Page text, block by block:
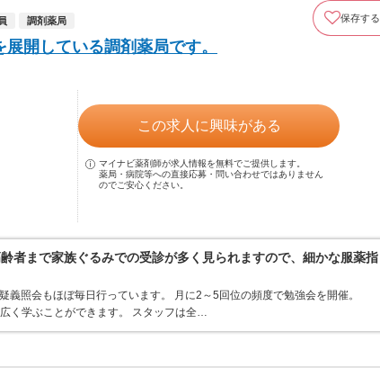
調剤薬局 保存する
開している調剤薬局です。
この求人に興味がある
マイナビ薬剤師が求人情報を無料でご提供します。
薬局・病院等への直接応募・問い合わせではありません
のでご安心ください。
者まで家族ぐるみでの受診が多く見られますので、細かな服薬指
照会もほぼ毎日行っています。 月に2～5回位の頻度で勉強会を開催。
く学ぶことができます。 スタッフは全…